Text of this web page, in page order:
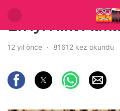
En iyi Hint
12 yıl önce 81612 kez okundu